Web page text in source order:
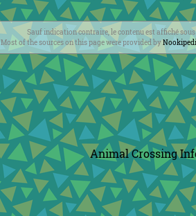
Sauf indication contraire, le contenu est affiché
Most of the sources on this page were provided by
Animal Crossing